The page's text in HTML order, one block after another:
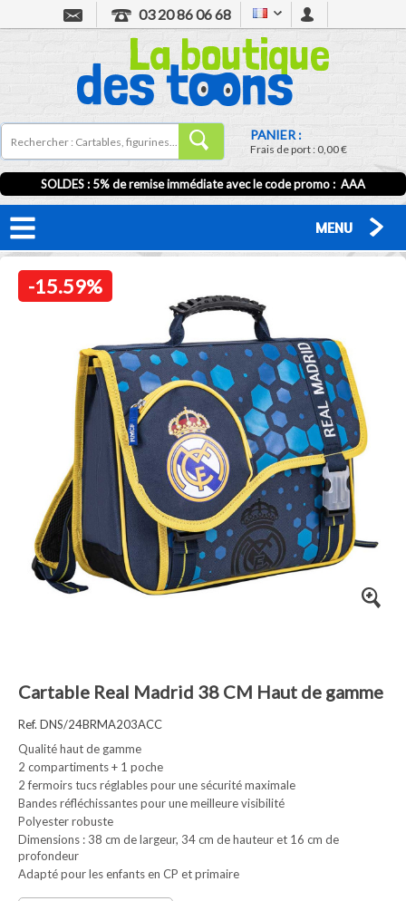
03 20 86 06 68
PANIER :
Frais de port :0,00 €
SOLDES : 5% de remise immédiate avec le code promo : AAA
MENU
-15.59%
Cartable Real Madrid 38 CM Haut de gamme
Ref. DNS/24BRMA203ACC
Qualité haut de gamme
2 compartiments + 1 poche
2 fermoirs tucs réglables pour une sécurité maximale
Bandes réfléchissantes pour une meilleure visibilité
Polyester robuste
Dimensions : 38 cm de largeur, 34 cm de hauteur et 16 cm de
profondeur
Adapté pour les enfants en CP et primaire